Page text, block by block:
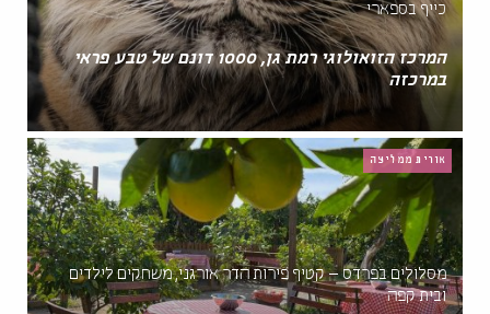
כייף בספארי
המרכז הזואולוגי רמת גן, 1000 דונם של טבע פראי
במרכזה
אורית ממליצה
מסלולים בפרדס – קטיף פירות הדר אורגני, משחקים לילדים
ובית קפה